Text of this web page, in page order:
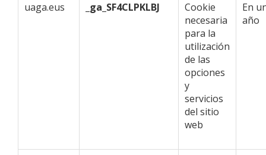
uaga.eus _ga_SF4CLPKLBJ
Cookie
necesaria
para la
utilización
de las
opciones
y
servicios
del sitio
web
En
año